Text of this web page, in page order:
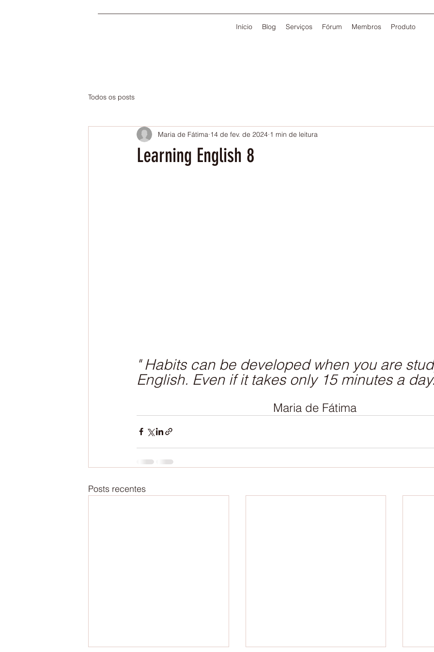
Início Blog Serviços Fórum Membros Produto
Todos os posts
Learning English 8
Maria de Fátima 14 de fev. de 2024 1 min de leitura
" Habits can be developed when you are
English. Even if it takes only 15 minutes a
Maria de Fátima
Posts recentes